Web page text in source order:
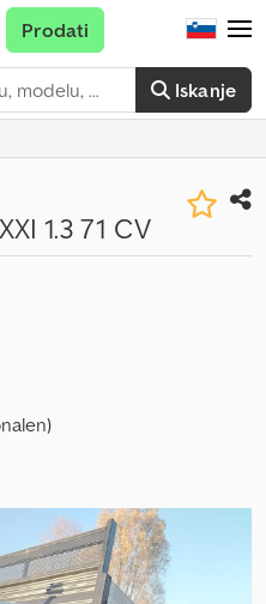
Iskanje
Prodati
1.3 71 CV